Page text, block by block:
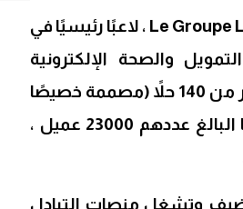
تعد Docaposte ، وهي شركة رقمية تابعة لـ Le Groupe La Poste ، لاعبًا رئيسيًا في
والصحة الإلكترونية
والقطاعات العامة. تقدم المجموعة مجموعة من أكثر من 140 حلاً (مصممة خصيصًا
أو جاهزة للاستخدام) تغطي جميع احتياجات عملاءها البالغ عددهم 23000 عميل ،
وتشغل منصات التبادل